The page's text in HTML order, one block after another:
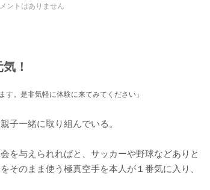
ントはありません
！
。是非気軽に体験に来てみてください」
子一緒に取り組んでいる。
を与えられればと、サッカーや野球などありと
のまま使う極真空手を本人が１番気に入り、